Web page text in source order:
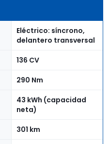
Eléctrico: síncrono,
delantero transversal
136 CV
290 Nm
43 kWh (capacidad
neta)
301 km